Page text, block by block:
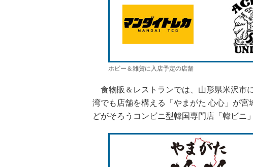
ホビー＆雑貨に入店予定の店舗
食物販＆レストランでは、山形県米沢市
湾でも店舗を構える「やまがた 心心」が
どがそろうコンビニ型韓国専門店「韓ビニ